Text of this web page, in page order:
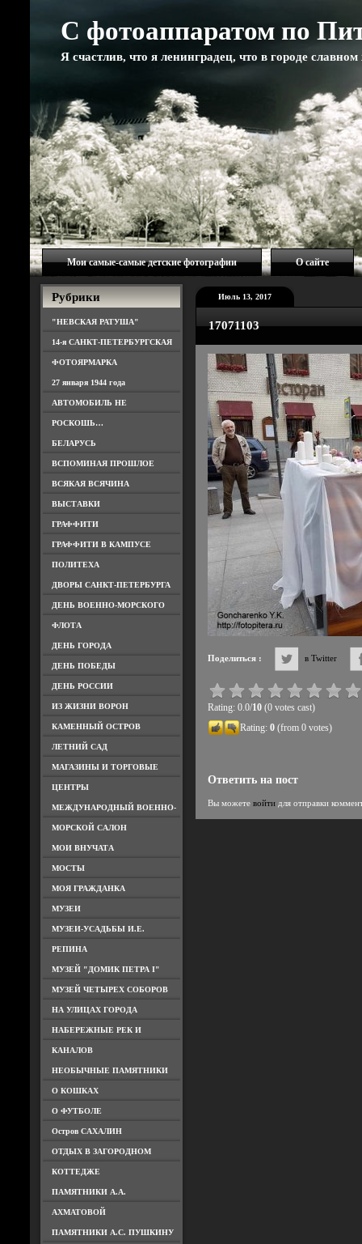
С фотоаппаратом по
Я счастлив, что я ленинградец, что в городе
Мои самые-самые детские фотографии О сайте
Рубрики
"НЕВСКАЯ РАТУША"
14-я САНКТ-ПЕТЕРБУРГСКАЯ
ФОТОЯРМАРКА
27 января 1944 года
АВТОМОБИЛЬ НЕ
РОСКОШЬ…
БЕЛАРУСЬ
ВСПОМИНАЯ ПРОШЛОЕ
ВСЯКАЯ ВСЯЧИНА
ВЫСТАВКИ
ГРАФФИТИ
ГРАФФИТИ В КАМПУСЕ
ПОЛИТЕХА
ДВОРЫ САНКТ-ПЕТЕРБУРГА
ДЕНЬ ВОЕННО-МОРСКОГО
ФЛОТА
ДЕНЬ ГОРОДА
ДЕНЬ ПОБЕДЫ
ДЕНЬ РОССИИ
ИЗ ЖИЗНИ ВОРОН
КАМЕННЫЙ ОСТРОВ
ЛЕТНИЙ САД
МАГАЗИНЫ И ТОРГОВЫЕ
ЦЕНТРЫ
МЕЖДУНАРОДНЫЙ ВОЕННО-
МОРСКОЙ САЛОН
МОИ ВНУЧАТА
МОСТЫ
МОЯ ГРАЖДАНКА
МУЗЕИ
МУЗЕИ-УСАДЬБЫ И.Е.
РЕПИНА
МУЗЕЙ "ДОМИК ПЕТРА I"
МУЗЕЙ ЧЕТЫРЕХ СОБОРОВ
НА УЛИЦАХ ГОРОДА
НАБЕРЕЖНЫЕ РЕК И
КАНАЛОВ
НЕОБЫЧНЫЕ ПАМЯТНИКИ
О КОШКАХ
О ФУТБОЛЕ
Остров САХАЛИН
ОТДЫХ В ЗАГОРОДНОМ
КОТТЕДЖЕ
ПАМЯТНИКИ А.А.
АХМАТОВОЙ
ПАМЯТНИКИ А.С. ПУШКИНУ
Июль 13, 2017
17071103
Поделиться : в Twitter
Rating: 0.0/10(0 votes cast)
Rating: 0(from 0 votes)
Ответить на пост
Вы можете войтидля отправки